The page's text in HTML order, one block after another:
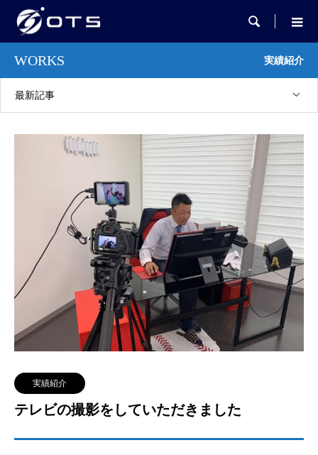

WORKS 実績紹介
最新記事
実績紹介
テレビの撮影をしていただきました